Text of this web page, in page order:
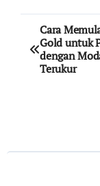
Post
Cara
Gold untuk
dengan
Terukur